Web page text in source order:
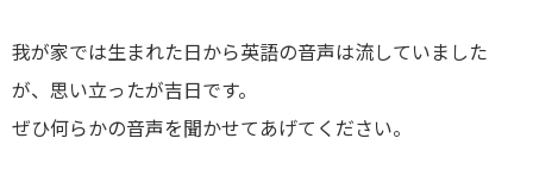
我が家では生まれた日から英語の音声は流していました
が、思い立ったが吉日です。
ぜひ何らかの音声を聞かせてあげてください。